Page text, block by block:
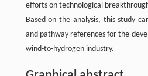
efforts on technological
Based on the analysis, this study
and pathway references for the
wind-to-hydrogen industry.